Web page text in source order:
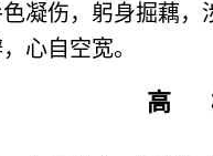
凝伤，躬身掘藕
心自空宽。
高